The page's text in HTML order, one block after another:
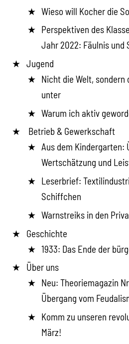
Wieso will Kocher die
Perspektiven des
Jahr 2022: Fäulnis und
Jugend
Nicht die Welt,
unter
Warum ich aktiv
Betrieb & Gewerkschaft
Aus dem Kindergarten:
Wertschätzung und
Leserbrief:
Schiffchen
Warnstreiks in den
Geschichte
1933: Das Ende der
Über uns
Neu: Theoriemagazin
Übergang vom
Komm zu unseren
März!